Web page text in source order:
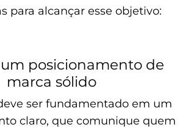
para alcançar esse objetivo:
um posicionamento de
marca sólido
ser fundamentado em um
claro, que comunique quem